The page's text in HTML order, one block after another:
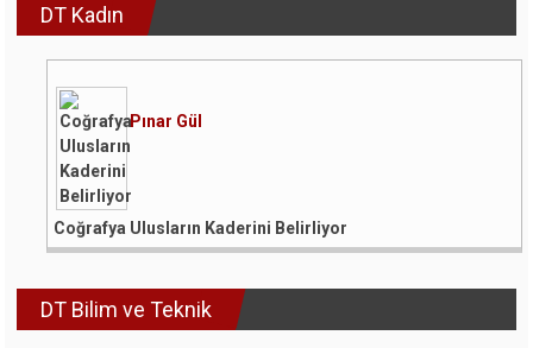
DT Kadın
Pınar Gül
Coğrafya Ulusların Kaderini Belirliyor
DT Bilim ve Teknik